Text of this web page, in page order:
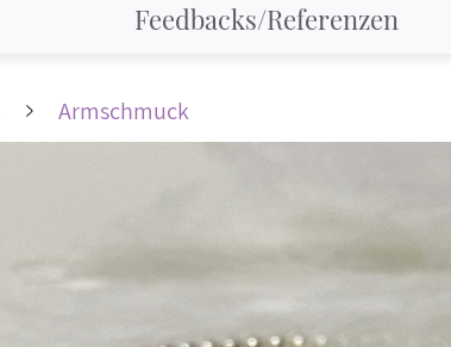
Feedbacks/Referenzen
Armschmuck